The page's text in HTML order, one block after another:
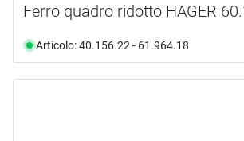
Ferro quadro ridotto HAGER
Articolo: 40.156.22 - 61.964.18